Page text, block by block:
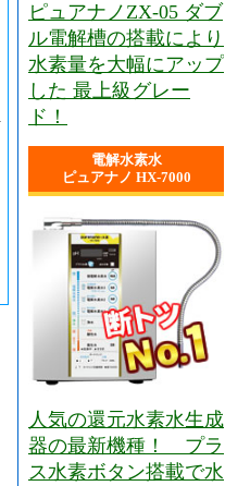
ピュアナノZX-05 ダブ
ル電解槽の搭載により
水素量を大幅にアップ
した 最上級グレー
ド！
電解水素水
ピュアナノ HX-7000
人気の還元水素水生成
器の最新機種！ プラ
ス水素ボタン搭載で水